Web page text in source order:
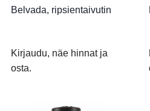
Belvada, ripsientaivutin
Kirjaudu, näe hinnat ja
osta.